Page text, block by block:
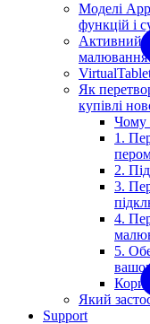
Моделі
функцій і
Активний
малювання?
Як
купівлі
Чому
1.
2.
3.
4.
5.
Який
Support